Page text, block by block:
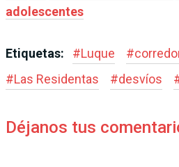
adolescentes
Etiquetas: #Luque #
#Las Residentas #desvíos
Déjanos tus